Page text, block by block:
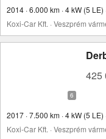
2014 · 6.000 km · 4 kW (5 LE)
Koxi-Car Kft. · Veszprém
425
2017 · 7.500 km · 4 kW (5 LE)
Koxi-Car Kft. · Veszprém